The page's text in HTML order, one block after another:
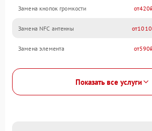
Замена кнопок громкости 420
Замена NFC антенны 1010
Замена элемента 590
Показать все услуги